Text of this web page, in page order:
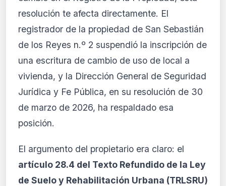
El análisis detallado del impacto de esta
normativa está disponible con los planes
completo y recibe alertas personalizadas.
Ver planes
Crear mi cuenta
Desde 9,99 €/mes · Cancela cuando quieras
resolución te afecta directamente. El
registrador de la propiedad de San Sebastián
de los Reyes n.º 2 suspendió la inscripción de
una escritura de cambio de uso de local a
vivienda, y la Dirección General de Seguridad
Jurídica y Fe Pública, en su resolución de 30
de marzo de 2026, ha respaldado esa
posición.
El argumento del propietario era claro: el
artículo 28.4 del Texto Refundido de la Ley
de Suelo y Rehabilitación Urbana (TRLSRU)